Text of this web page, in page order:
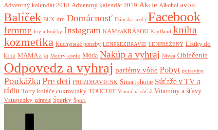
Adventný kalendár 2018 Adventný kalendár 2019 Akcie Alkohol avon
Balíček BUX dm Domácnosť Dámska jazda Facebook
femme hry a hračky Instagram KAMzaKRÁSOU Kaufland kniha
kozmetika Kuchynské potreby LENPREZDRAVIE LENPREŽENY Lístky do
kina MAMA a ja Modrý koník Móda Nakúp a vyhraj Nivea Oblečenie
Odpovedz a vyhraj parfémy vône Pobyt potraviny
Poukážka Pre deti PREZDRAVIE.SK Smartphone Súťaže v TV a
rádiu Torty koláče cukrovinky TOUCHIT Vianočná súťaž Vitamíny a šťavy
Vstupenky zdravie Šperky Šport